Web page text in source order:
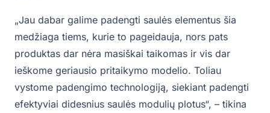
„Jau dabar galime padengti saulės elementus šia
medžiaga tiems, kurie to pageidauja, nors pats
produktas dar nėra masiškai taikomas ir vis dar
ieškome geriausio pritaikymo modelio. Toliau
vystome padengimo technologiją, siekiant padengti
efektyviai didesnius saulės modulių plotus“, – tikina